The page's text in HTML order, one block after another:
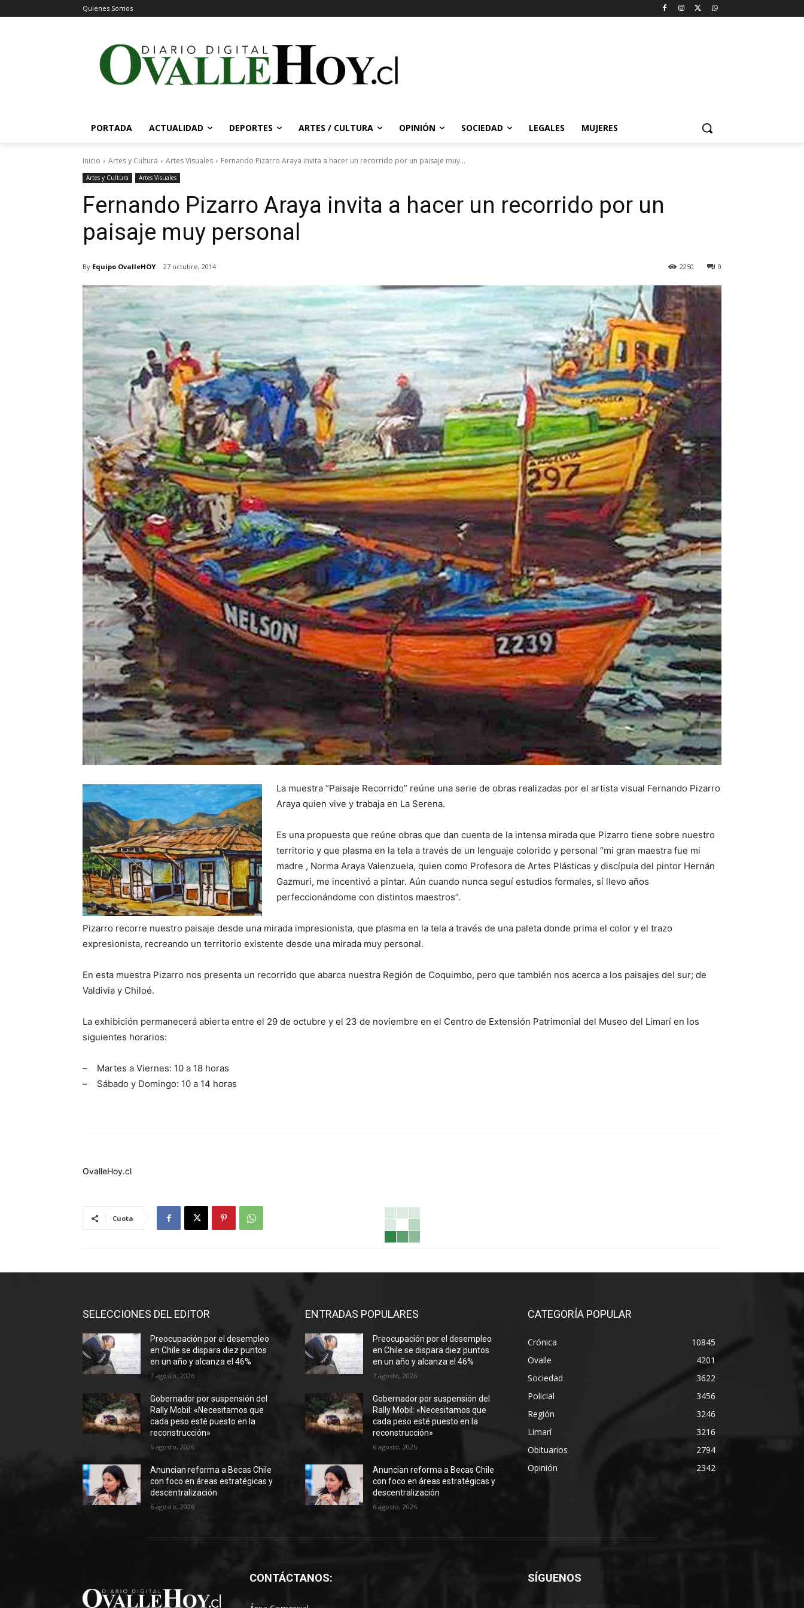
Quienes Somos
PORTADA ACTUALIDAD DEPORTES ARTES / CULTURA OPINIÓN SOCIEDAD LEGALES MUJERES
Inicio Artes y Cultura Artes Visuales Fernando Pizarro Araya invita a hacer un recorrido por un paisaje muy...
Artes y Cultura Artes Visuales
Fernando Pizarro Araya invita a hacer un recorrido por un
paisaje muy personal
By Equipo OvalleHOY 27 octubre, 2014 0
2250
La muestra “Paisaje Recorrido” reúne una serie de obras realizadas por el artista visual Fernando Pizarro
Araya quien vive y trabaja en La Serena.
Es una propuesta que reúne obras que dan cuenta de la intensa mirada que Pizarro tiene sobre nuestro
territorio y que plasma en la tela a través de un lenguaje colorido y personal “mi gran maestra fue mi
madre , Norma Araya Valenzuela, quien como Profesora de Artes Plásticas y discípula del pintor Hernán
Gazmuri, me incentivó a pintar. Aún cuando nunca seguí estudios formales, sí llevo años
perfeccionándome con distintos maestros”.
Pizarro recorre nuestro paisaje desde una mirada impresionista, que plasma en la tela a través de una paleta donde prima el color y el trazo
expresionista, recreando un territorio existente desde una mirada muy personal.
En esta muestra Pizarro nos presenta un recorrido que abarca nuestra Región de Coquimbo, pero que también nos acerca a los paisajes del sur; de
Valdivia y Chiloé.
La exhibición permanecerá abierta entre el 29 de octubre y el 23 de noviembre en el Centro de Extensión Patrimonial del Museo del Limarí en los
siguientes horarios:
– Martes a Viernes: 10 a 18 horas
– Sábado y Domingo: 10 a 14 horas
OvalleHoy.cl
Cuota
SELECCIONES DEL EDITOR
Preocupación por el desempleo
en Chile se dispara diez puntos
en un año y alcanza el 46%
7 agosto, 2026
Gobernador por suspensión del
Rally Mobil: «Necesitamos que
cada peso esté puesto en la
reconstrucción»
6 agosto, 2026
Anuncian reforma a Becas Chile
con foco en áreas estratégicas y
descentralización
6 agosto, 2026
ENTRADAS POPULARES
Preocupación por el desempleo
en Chile se dispara diez puntos
en un año y alcanza el 46%
7 agosto, 2026
Gobernador por suspensión del
Rally Mobil: «Necesitamos que
cada peso esté puesto en la
reconstrucción»
6 agosto, 2026
Anuncian reforma a Becas Chile
con foco en áreas estratégicas y
descentralización
6 agosto, 2026
CATEGORÍA POPULAR
Crónica
10845
Ovalle
4201
Sociedad
3622
Policial
3456
Región
3246
Limarí
3216
Obituarios
2794
Opinión
2342
CONTÁCTANOS: SÍGUENOS